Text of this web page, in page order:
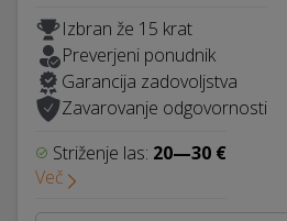
Izbran že 15 krat
Preverjeni ponudnik
Garancija zadovoljstva
Zavarovanje odgovornosti
Striženje las: 20—30 €
Več